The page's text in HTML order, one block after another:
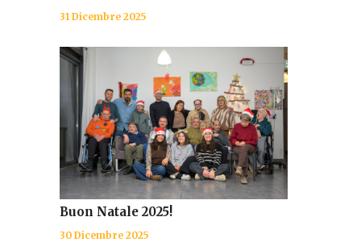
31 Dicembre 2025
Buon Natale 2025!
30 Dicembre 2025